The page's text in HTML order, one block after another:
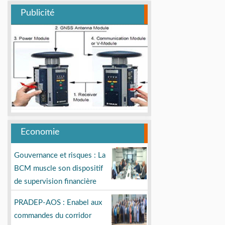
Publicité
Economie
Gouvernance et risques : La
BCM muscle son dispositif
de supervision financière
PRADEP-AOS : Enabel aux
commandes du corridor